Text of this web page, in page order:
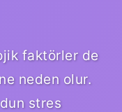
faktörler de
neden olur.
stres